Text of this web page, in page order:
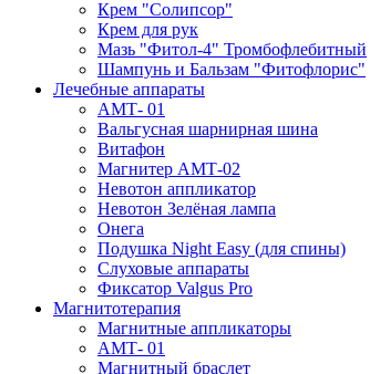
Крем "Солипсор"
Крем для рук
Мазь "Фитол-4" Тромбофлебитный
Шампунь и Бальзам "Фитофлорис"
Лечебные аппараты
АМТ- 01
Вальгусная шарнирная шина
Витафон
Магнитер АМТ-02
Невотон аппликатор
Невотон Зелёная лампа
Онега
Подушка Night Easy (для спины)
Слуховые аппараты
Фиксатор Valgus Pro
Магнитотерапия
Магнитные аппликаторы
АМТ- 01
Магнитный браслет